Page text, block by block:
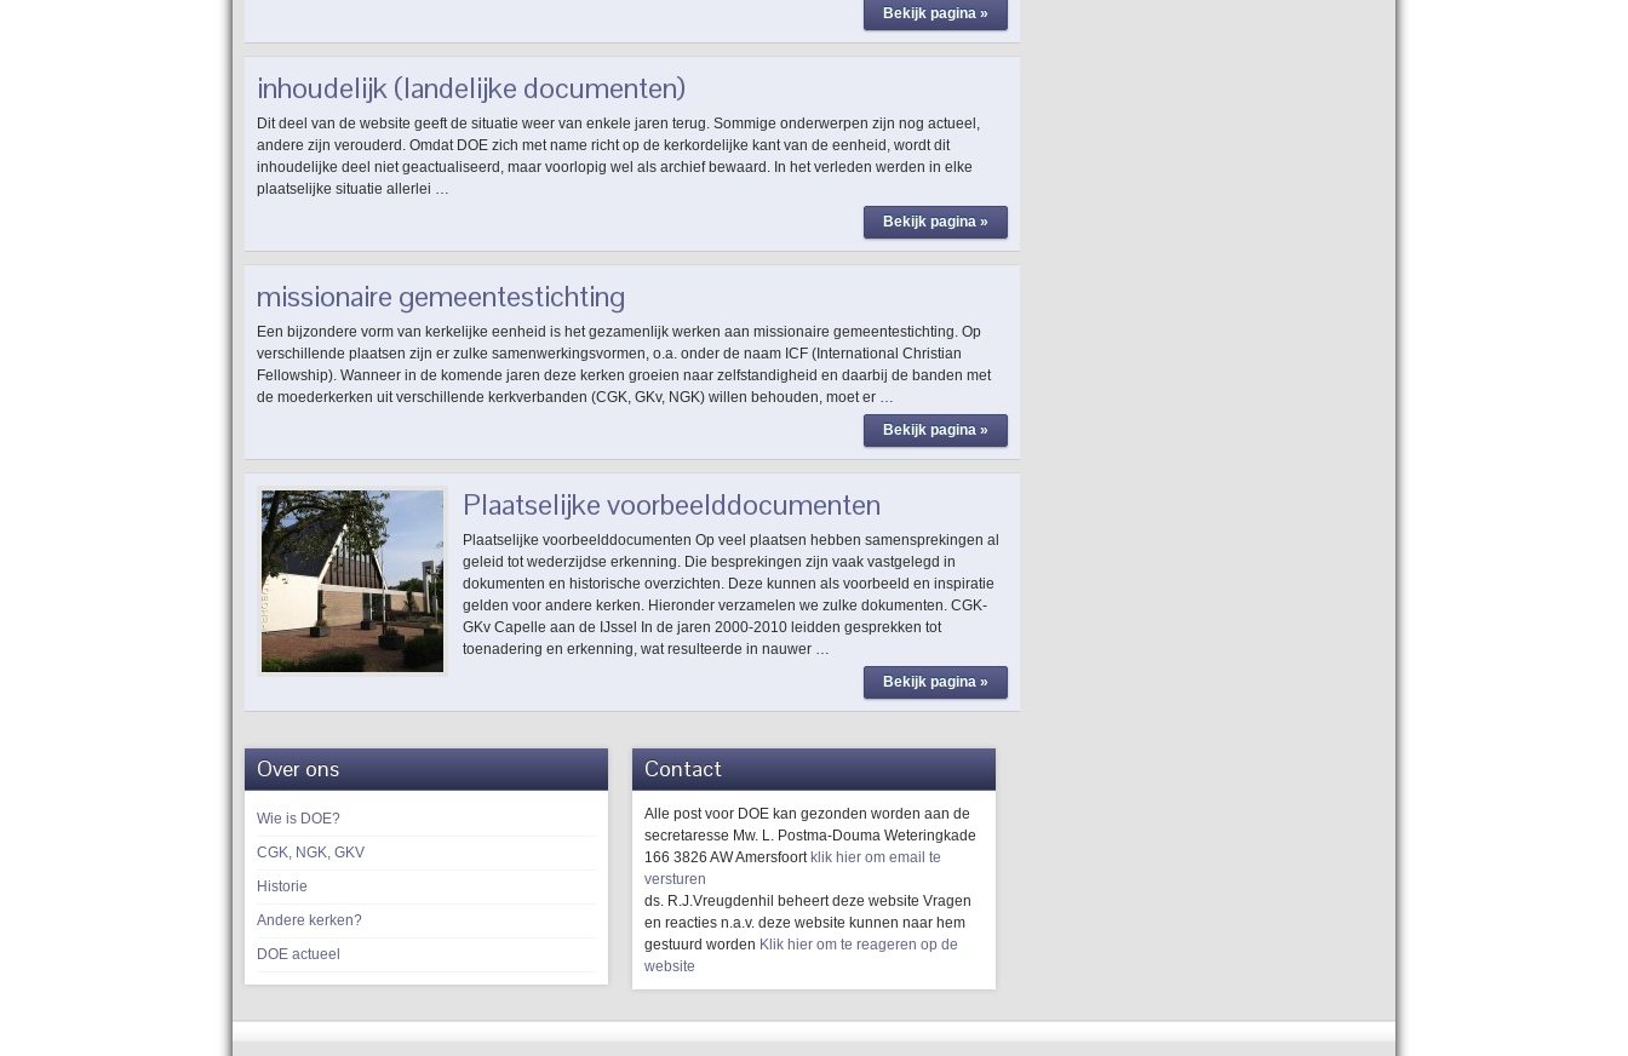
Bekijk pagina »
inhoudelijk (landelijke documenten)
Dit deel van de website geeft de situatie weer van enkele jaren terug. Sommige onderwerpen zijn nog actueel,
andere zijn verouderd. Omdat DOE zich met name richt op de kerkordelijke kant van de eenheid, wordt dit
inhoudelijke deel niet geactualiseerd, maar voorlopig wel als archief bewaard. In het verleden werden in elke
plaatselijke situatie allerlei …
Bekijk pagina »
missionaire gemeentestichting
Een bijzondere vorm van kerkelijke eenheid is het gezamenlijk werken aan missionaire gemeentestichting. Op
verschillende plaatsen zijn er zulke samenwerkingsvormen, o.a. onder de naam ICF (International Christian
Fellowship). Wanneer in de komende jaren deze kerken groeien naar zelfstandigheid en daarbij de banden met
de moederkerken uit verschillende kerkverbanden (CGK, GKv, NGK) willen behouden, moet er …
Bekijk pagina »
Plaatselijke voorbeelddocumenten
Plaatselijke voorbeelddocumenten Op veel plaatsen hebben samensprekingen al
geleid tot wederzijdse erkenning. Die besprekingen zijn vaak vastgelegd in
dokumenten en historische overzichten. Deze kunnen als voorbeeld en inspiratie
gelden voor andere kerken. Hieronder verzamelen we zulke dokumenten. CGK-
GKv Capelle aan de IJssel In de jaren 2000-2010 leidden gesprekken tot
toenadering en erkenning, wat resulteerde in nauwer …
Bekijk pagina »
Over ons
Wie is DOE?
CGK, NGK, GKV
Historie
Andere kerken?
DOE actueel
Contact
Alle post voor DOE kan gezonden worden aan de
secretaresse Mw. L. Postma-Douma Weteringkade
166 3826 AW Amersfoort klik hier om email te
versturen
ds. R.J.Vreugdenhil beheert deze website Vragen
en reacties n.a.v. deze website kunnen naar hem
gestuurd worden Klik hier om te reageren op de
website